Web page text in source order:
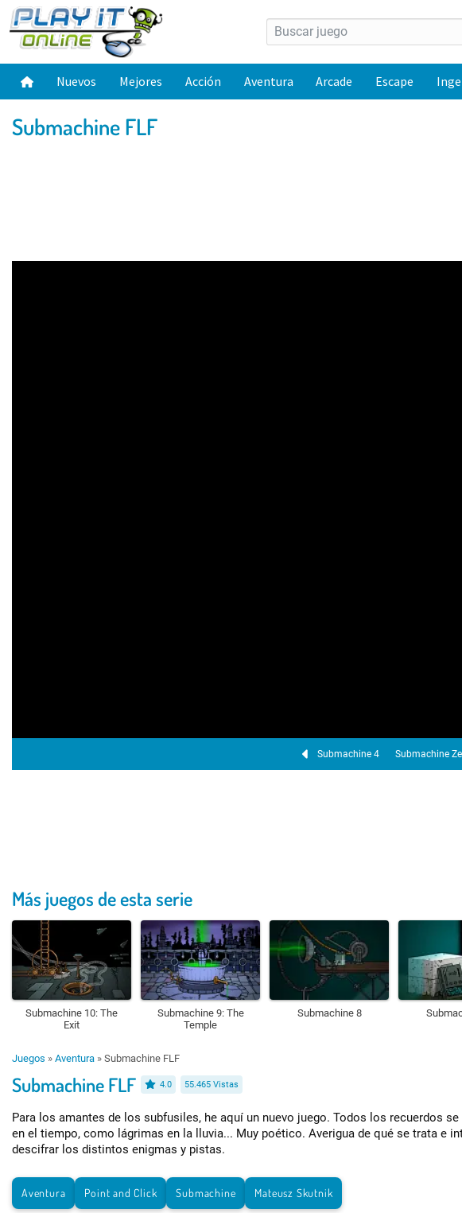
Nuevos Mejores Acción Aventura Arcade Escape
Submachine FLF
Submachine 4 Submachine
Más juegos de esta serie
Submachine 10: The
Exit
Submachine 9: The
Temple
Submachine 8
Juegos » Aventura » Submachine FLF
Submachine FLF 4.0 55.465 Vistas
Para los amantes de los subfusiles, he aquí un nuevo juego. Todos los recuerdos se
en el tiempo, como lágrimas en la lluvia... Muy poético. Averigua de qué se trata e
descifrar los distintos enigmas y pistas.
Aventura Point and Click Submachine Mateusz Skutnik